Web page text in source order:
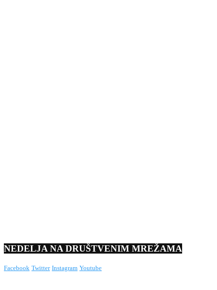
NEDELJA NA DRUŠTVENIM MREŽAMA
Facebook Twitter Instagram Youtube